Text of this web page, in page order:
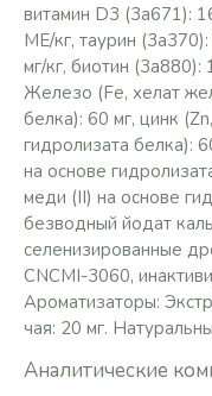
витамин D3 (3a671):
МЕ/кг, таурин
мг/кг, биотин (3a880):
Железо (Fe, хелат
белка): 60 мг, цинк
гидролизата белка):
на основе
меди (II) на основе
безводный йодат
селенизированные
CNCMI-3060,
Ароматизаторы:
чая: 20 мг.
Аналитические